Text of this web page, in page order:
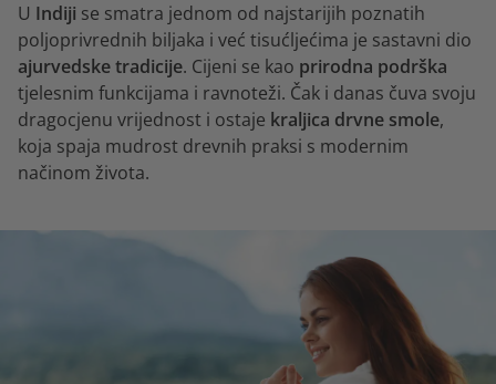
U Indiji se smatra jednom od najstarijih poznatih
poljoprivrednih biljaka i već tisućljećima je sastavni dio
ajurvedske tradicije. Cijeni se kao prirodna podrška
tjelesnim funkcijama i ravnoteži. Čak i danas čuva svoju
dragocjenu vrijednost i ostaje kraljica drvne smole,
koja spaja mudrost drevnih praksi s modernim
načinom života.